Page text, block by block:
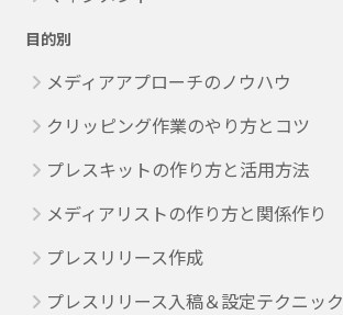
目的別
メディアアプローチのノウハウ
クリッピング作業のやり方とコツ
プレスキットの作り方と活用方法
メディアリストの作り方と関係作り
プレスリリース作成
プレスリリース入稿＆設定テクニック